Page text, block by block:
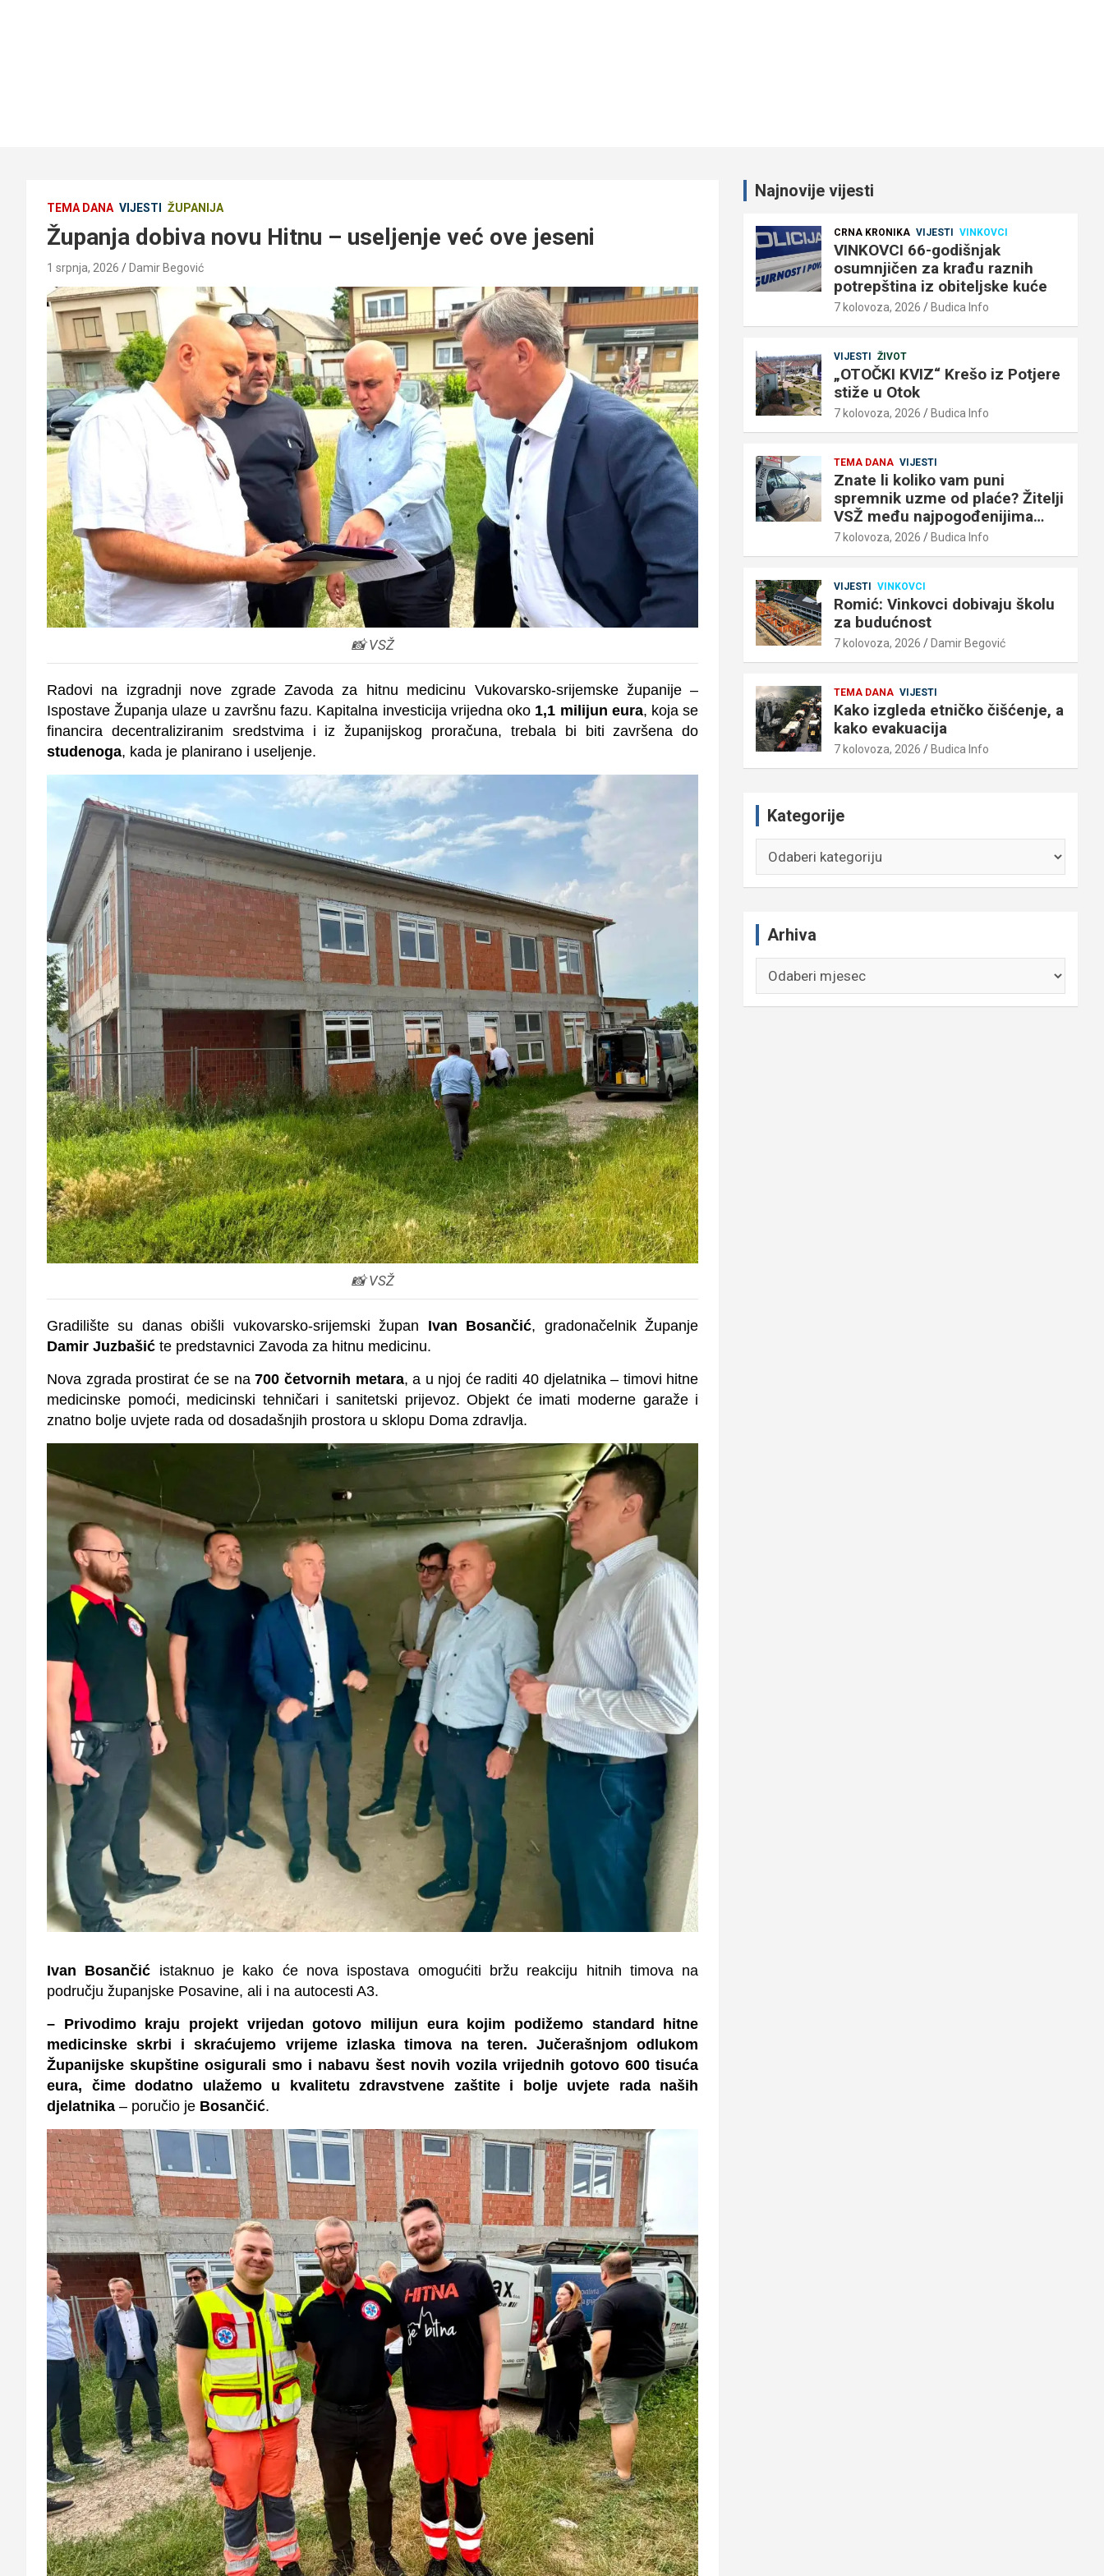
TEMA DANA VIJESTI ŽUPANIJA
Županja dobiva novu Hitnu – useljenje već ove jeseni
1 srpnja, 2026 Damir Begović
📸 VSŽ
Radovi na izgradnji nove zgrade Zavoda za hitnu medicinu Vukovarsko-srijemske županije –
Ispostave Županja ulaze u završnu fazu. Kapitalna investicija vrijedna oko 1,1 milijun eura, koja se
financira decentraliziranim sredstvima i iz županijskog proračuna, trebala bi biti završena do
studenoga, kada je planirano i useljenje.
📸 VSŽ
Gradilište su danas obišli vukovarsko-srijemski župan Ivan Bosančić, gradonačelnik Županje
Damir Juzbašić te predstavnici Zavoda za hitnu medicinu.
Nova zgrada prostirat će se na700 četvornih metara, a u njoj će raditi 40 djelatnika – timovi hitne
medicinske pomoći, medicinski tehničari i sanitetski prijevoz. Objekt će imati moderne garaže i
znatno bolje uvjete rada od dosadašnjih prostora u sklopu Doma zdravlja.
Ivan Bosančić istaknuo je kako će nova ispostava omogućiti bržu reakciju hitnih timova na
području županjske Posavine, ali i na autocesti A3.
– Privodimo kraju projekt vrijedan gotovo milijun eura kojim podižemo standard hitne
medicinske skrbi i skraćujemo vrijeme izlaska timova na teren. Jučerašnjom odlukom
Županijske skupštine osigurali smo i nabavu šest novih vozila vrijednih gotovo 600 tisuća
eura, čime dodatno ulažemo u kvalitetu zdravstvene zaštite i bolje uvjete rada naših
djelatnika – poručio je Bosančić.
Najnovije vijesti
CRNA KRONIKA VIJESTI VINKOVCI
VINKOVCI 66-godišnjak
osumnjičen za krađu raznih
potrepština iz obiteljske kuće
7 kolovoza, 2026 Budica Info
VIJESTI ŽIVOT
„OTOČKI KVIZ“ Krešo iz Potjere
stiže u Otok
7 kolovoza, 2026 Budica Info
TEMA DANA VIJESTI
Znate li koliko vam puni
spremnik uzme od plaće? Žitelji
VSŽ među najpogođenijima…
7 kolovoza, 2026 Budica Info
VIJESTI VINKOVCI
Romić: Vinkovci dobivaju školu
za budućnost
7 kolovoza, 2026 Damir Begović
TEMA DANA VIJESTI
Kako izgleda etničko čišćenje, a
kako evakuacija
7 kolovoza, 2026 Budica Info
Kategorije
Arhiva